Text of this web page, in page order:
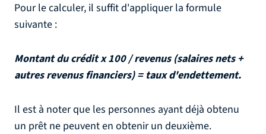
Pour le calculer, il suffit d'appliquer la formule
suivante :
Montant du crédit x 100 / revenus (salaires nets +
autres revenus financiers) = taux d'endettement.
Il est à noter que les personnes ayant déjà obtenu
un prêt ne peuvent en obtenir un deuxième.